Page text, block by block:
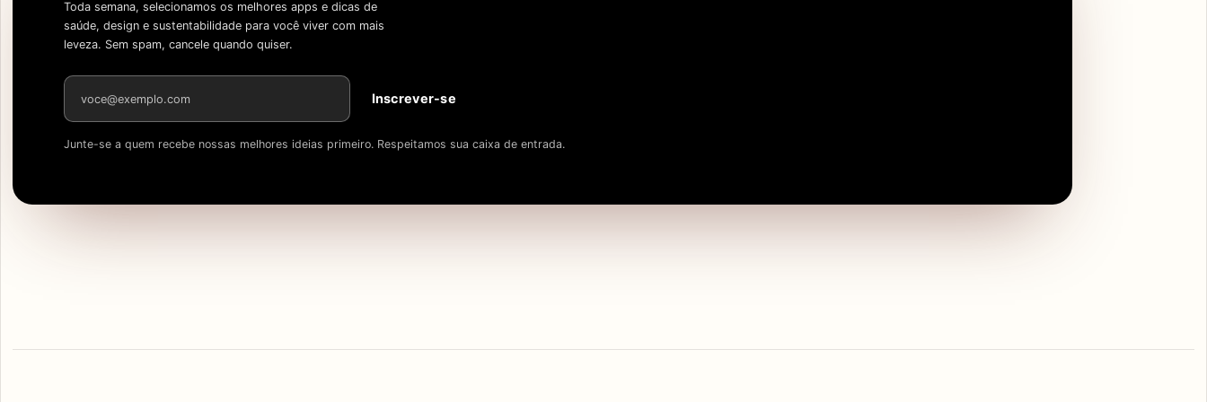
Toda semana, selecionamos os melhores apps e dicas de
saúde, design e sustentabilidade para você viver com mais
leveza. Sem spam, cancele quando quiser.
Endereço de e-mail
Inscrever-se
Junte-se a quem recebe nossas melhores ideias primeiro. Respeitamos sua caixa de entrada.